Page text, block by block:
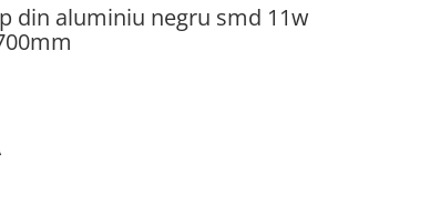
din aluminiu negru smd 11w